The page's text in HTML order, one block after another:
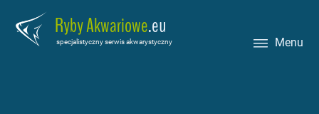
Ryby Akwariowe.eu
specjalistyczny serwis akwarystyczny Menu